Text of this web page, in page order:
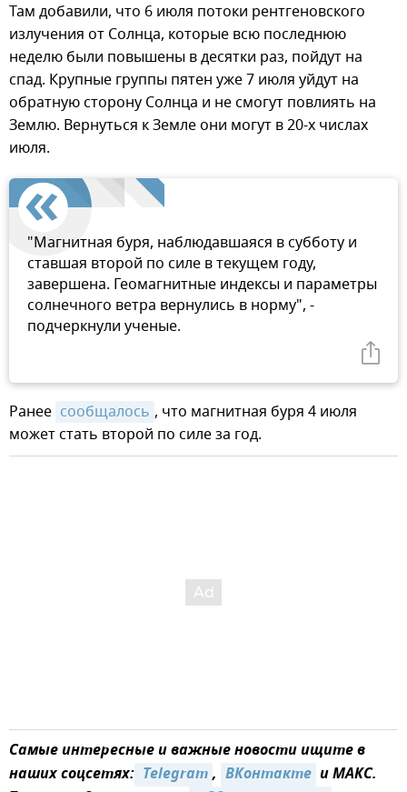
Там добавили, что 6 июля потоки рентгеновского
излучения от Солнца, которые всю последнюю
неделю были повышены в десятки раз, пойдут на
спад. Крупные группы пятен уже 7 июля уйдут на
обратную сторону Солнца и не смогут повлиять на
Землю. Вернуться к Земле они могут в 20-х числах
июля.
"Магнитная буря, наблюдавшаяся в субботу и
ставшая второй по силе в текущем году,
завершена. Геомагнитные индексы и параметры
солнечного ветра вернулись в норму", -
подчеркнули ученые.
Ранее сообщалось , что магнитная буря 4 июля
может стать второй по силе за год.
Самые интересные и важные новости ищите в
наших соцсетях: Telegram, ВКонтакте и MAКС.